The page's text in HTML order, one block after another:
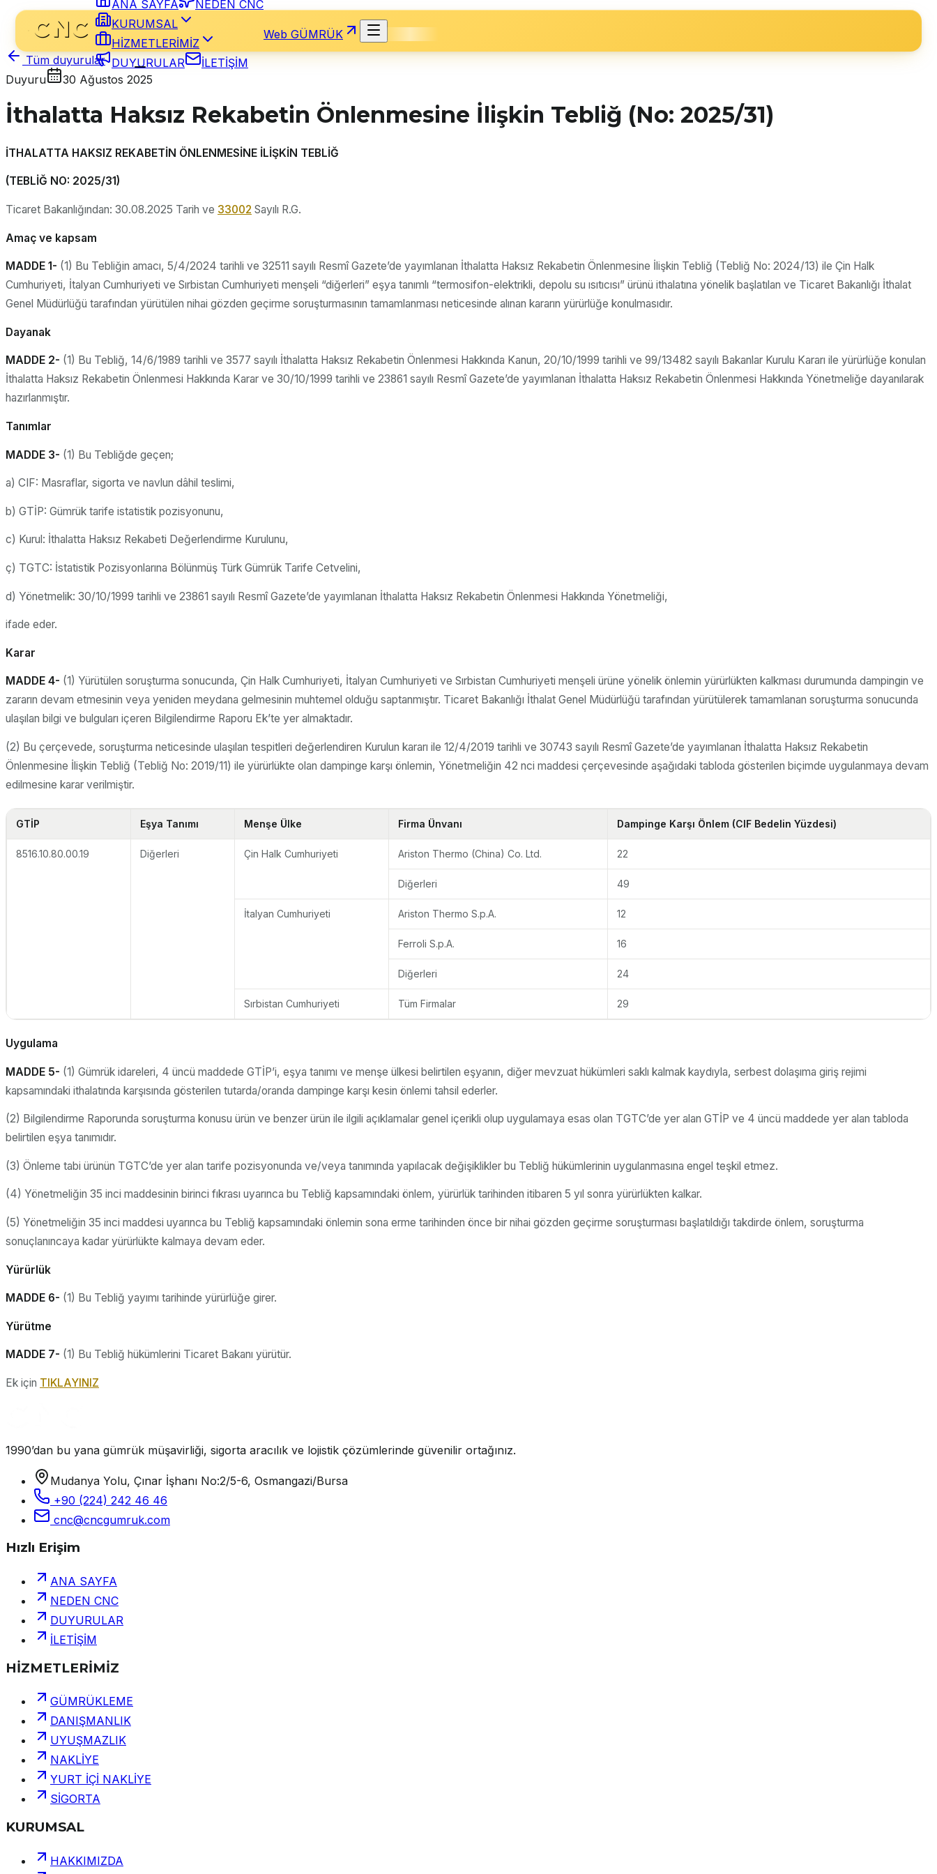
ANA SAYFA
NEDEN CNC
KURUMSAL
HİZMETLERİMİZ
DUYURULAR
İLETİŞİM
Web GÜMRÜK
Tüm duyurular
Duyuru
30 Ağustos 2025
İthalatta Haksız Rekabetin Önlenmesine İlişkin Tebliğ (No: 2025/31)
İTHALATTA HAKSIZ REKABETİN ÖNLENMESİNE İLİŞKİN TEBLİĞ
(TEBLİĞ NO: 2025/31)
Ticaret Bakanlığından: 30.08.2025 Tarih ve 33002 Sayılı R.G.
Amaç ve kapsam
MADDE 1- (1) Bu Tebliğin amacı, 5/4/2024 tarihli ve 32511 sayılı Resmî Gazete’de yayımlanan İthalatta Haksız Rekabetin Önlenmesine İlişkin Tebliğ (Tebliğ No: 2024/13) ile Çin Halk
Cumhuriyeti, İtalyan Cumhuriyeti ve Sırbistan Cumhuriyeti menşeli “diğerleri” eşya tanımlı “termosifon-elektrikli, depolu su ısıtıcısı” ürünü ithalatına yönelik başlatılan ve Ticaret Bakanlığı İthalat
Genel Müdürlüğü tarafından yürütülen nihai gözden geçirme soruşturmasının tamamlanması neticesinde alınan kararın yürürlüğe konulmasıdır.
Dayanak
MADDE 2- (1) Bu Tebliğ, 14/6/1989 tarihli ve 3577 sayılı İthalatta Haksız Rekabetin Önlenmesi Hakkında Kanun, 20/10/1999 tarihli ve 99/13482 sayılı Bakanlar Kurulu Kararı ile yürürlüğe konulan
İthalatta Haksız Rekabetin Önlenmesi Hakkında Karar ve 30/10/1999 tarihli ve 23861 sayılı Resmî Gazete’de yayımlanan İthalatta Haksız Rekabetin Önlenmesi Hakkında Yönetmeliğe dayanılarak
hazırlanmıştır.
Tanımlar
MADDE 3- (1) Bu Tebliğde geçen;
a) CIF: Masraflar, sigorta ve navlun dâhil teslimi,
b) GTİP: Gümrük tarife istatistik pozisyonunu,
c) Kurul: İthalatta Haksız Rekabeti Değerlendirme Kurulunu,
ç) TGTC: İstatistik Pozisyonlarına Bölünmüş Türk Gümrük Tarife Cetvelini,
d) Yönetmelik: 30/10/1999 tarihli ve 23861 sayılı Resmî Gazete’de yayımlanan İthalatta Haksız Rekabetin Önlenmesi Hakkında Yönetmeliği,
ifade eder.
Karar
MADDE 4- (1) Yürütülen soruşturma sonucunda, Çin Halk Cumhuriyeti, İtalyan Cumhuriyeti ve Sırbistan Cumhuriyeti menşeli ürüne yönelik önlemin yürürlükten kalkması durumunda dampingin ve
zararın devam etmesinin veya yeniden meydana gelmesinin muhtemel olduğu saptanmıştır. Ticaret Bakanlığı İthalat Genel Müdürlüğü tarafından yürütülerek tamamlanan soruşturma sonucunda
ulaşılan bilgi ve bulguları içeren Bilgilendirme Raporu Ek’te yer almaktadır.
(2) Bu çerçevede, soruşturma neticesinde ulaşılan tespitleri değerlendiren Kurulun kararı ile 12/4/2019 tarihli ve 30743 sayılı Resmî Gazete’de yayımlanan İthalatta Haksız Rekabetin
Önlenmesine İlişkin Tebliğ (Tebliğ No: 2019/11) ile yürürlükte olan dampinge karşı önlemin, Yönetmeliğin 42 nci maddesi çerçevesinde aşağıdaki tabloda gösterilen biçimde uygulanmaya devam
edilmesine karar verilmiştir.
GTİP Eşya Tanımı Menşe Ülke Firma Ünvanı Dampinge Karşı Önlem (CIF Bedelin Yüzdesi)
8516.10.80.00.19 Diğerleri Çin Halk Cumhuriyeti Ariston Thermo (China) Co. Ltd. 22
Diğerleri 49
İtalyan Cumhuriyeti Ariston Thermo S.p.A. 12
Ferroli S.p.A. 16
Diğerleri 24
Sırbistan Cumhuriyeti Tüm Firmalar 29
Uygulama
MADDE 5- (1) Gümrük idareleri, 4 üncü maddede GTİP’i, eşya tanımı ve menşe ülkesi belirtilen eşyanın, diğer mevzuat hükümleri saklı kalmak kaydıyla, serbest dolaşıma giriş rejimi
kapsamındaki ithalatında karşısında gösterilen tutarda/oranda dampinge karşı kesin önlemi tahsil ederler.
(2) Bilgilendirme Raporunda soruşturma konusu ürün ve benzer ürün ile ilgili açıklamalar genel içerikli olup uygulamaya esas olan TGTC’de yer alan GTİP ve 4 üncü maddede yer alan tabloda
belirtilen eşya tanımıdır.
(3) Önleme tabi ürünün TGTC’de yer alan tarife pozisyonunda ve/veya tanımında yapılacak değişiklikler bu Tebliğ hükümlerinin uygulanmasına engel teşkil etmez.
(4) Yönetmeliğin 35 inci maddesinin birinci fıkrası uyarınca bu Tebliğ kapsamındaki önlem, yürürlük tarihinden itibaren 5 yıl sonra yürürlükten kalkar.
(5) Yönetmeliğin 35 inci maddesi uyarınca bu Tebliğ kapsamındaki önlemin sona erme tarihinden önce bir nihai gözden geçirme soruşturması başlatıldığı takdirde önlem, soruşturma
sonuçlanıncaya kadar yürürlükte kalmaya devam eder.
Yürürlük
MADDE 6- (1) Bu Tebliğ yayımı tarihinde yürürlüğe girer.
Yürütme
MADDE 7- (1) Bu Tebliğ hükümlerini Ticaret Bakanı yürütür.
Ek için TIKLAYINIZ
1990’dan bu yana gümrük müşavirliği, sigorta aracılık ve lojistik çözümlerinde güvenilir ortağınız.
Mudanya Yolu, Çınar İşhanı No:2/5-6, Osmangazi/Bursa
+90 (224) 242 46 46
cnc@cncgumruk.com
Hızlı Erişim
ANA SAYFA
NEDEN CNC
DUYURULAR
İLETİŞİM
HİZMETLERİMİZ
GÜMRÜKLEME
DANIŞMANLIK
UYUŞMAZLIK
NAKLİYE
YURT İÇİ NAKLİYE
SİGORTA
KURUMSAL
HAKKIMIZDA